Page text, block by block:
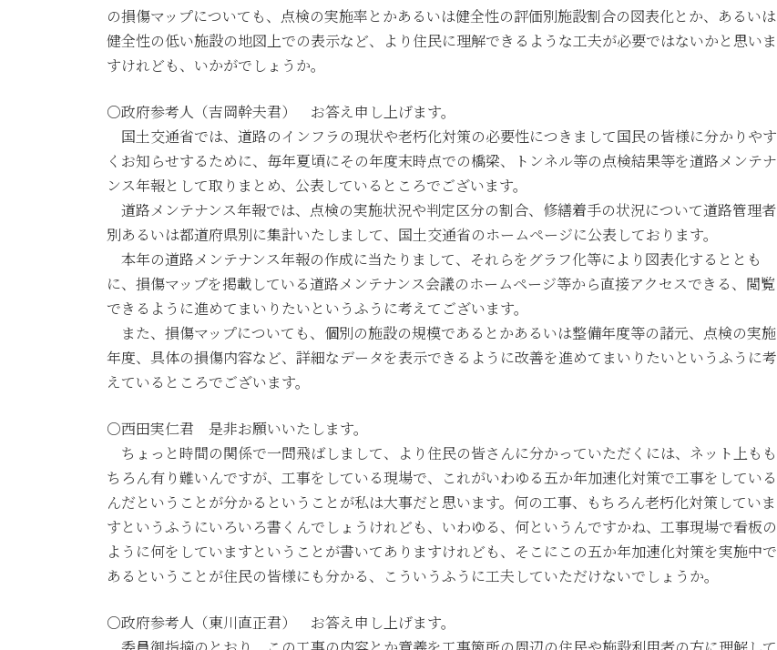
の損傷マップについても、点検の実施率とかあるいは健全性の評価別施設割合の図表化とか、あるいは
健全性の低い施設の地図上での表示など、より住民に理解できるような工夫が必要ではないかと思いま
すけれども、いかがでしょうか。
○政府参考人（吉岡幹夫君） お答え申し上げます。
国土交通省では、道路のインフラの現状や老朽化対策の必要性につきまして国民の皆様に分かりやす
くお知らせするために、毎年夏頃にその年度末時点での橋梁、トンネル等の点検結果等を道路メンテナ
ンス年報として取りまとめ、公表しているところでございます。
道路メンテナンス年報では、点検の実施状況や判定区分の割合、修繕着手の状況について道路管理者
別あるいは都道府県別に集計いたしまして、国土交通省のホームページに公表しております。
本年の道路メンテナンス年報の作成に当たりまして、それらをグラフ化等により図表化するととも
に、損傷マップを掲載している道路メンテナンス会議のホームページ等から直接アクセスできる、閲覧
できるように進めてまいりたいというふうに考えてございます。
また、損傷マップについても、個別の施設の規模であるとかあるいは整備年度等の諸元、点検の実施
年度、具体の損傷内容など、詳細なデータを表示できるように改善を進めてまいりたいというふうに考
えているところでございます。
○西田実仁君 是非お願いいたします。
ちょっと時間の関係で一問飛ばしまして、より住民の皆さんに分かっていただくには、ネット上もも
ちろん有り難いんですが、工事をしている現場で、これがいわゆる五か年加速化対策で工事をしている
んだということが分かるということが私は大事だと思います。何の工事、もちろん老朽化対策していま
すというふうにいろいろ書くんでしょうけれども、いわゆる、何というんですかね、工事現場で看板の
ように何をしていますということが書いてありますけれども、そこにこの五か年加速化対策を実施中で
あるということが住民の皆様にも分かる、こういうふうに工夫していただけないでしょうか。
○政府参考人（東川直正君） お答え申し上げます。